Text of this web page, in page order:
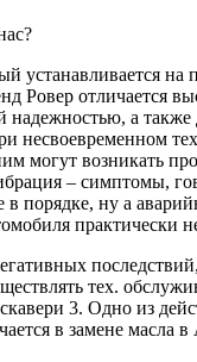
устанавливается на
Ровер отличается
надежностью, а также
несвоевременном
могут возникать
– симптомы,
порядке, ну а
практически
тех.
3. Одно из
в замене масла